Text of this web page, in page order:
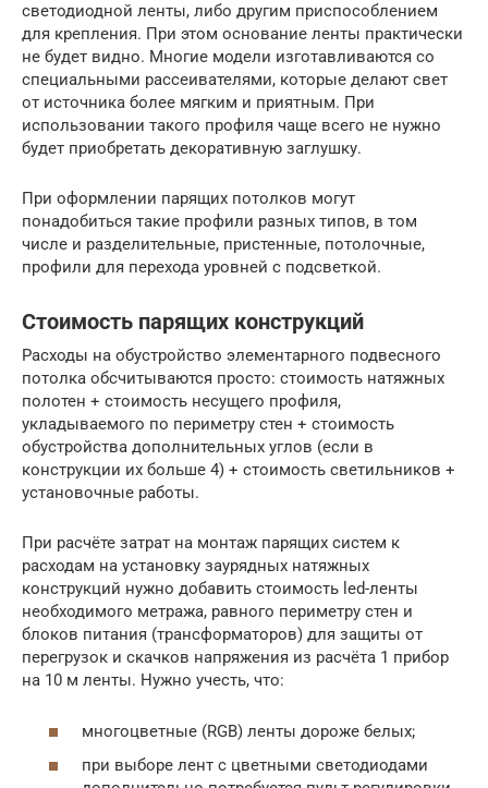
светодиодной ленты, либо другим приспособлением
для крепления. При этом основание ленты практически
не будет видно. Многие модели изготавливаются со
специальными рассеивателями, которые делают свет
от источника более мягким и приятным. При
использовании такого профиля чаще всего не нужно
будет приобретать декоративную заглушку.
При оформлении парящих потолков могут
понадобиться такие профили разных типов, в том
числе и разделительные, пристенные, потолочные,
профили для перехода уровней с подсветкой.
Стоимость парящих конструкций
Расходы на обустройство элементарного подвесного
потолка обсчитываются просто: стоимость натяжных
полотен + стоимость несущего профиля,
укладываемого по периметру стен + стоимость
обустройства дополнительных углов (если в
конструкции их больше 4) + стоимость светильников +
установочные работы.
При расчёте затрат на монтаж парящих систем к
расходам на установку заурядных натяжных
конструкций нужно добавить стоимость led-ленты
необходимого метража, равного периметру стен и
блоков питания (трансформаторов) для защиты от
перегрузок и скачков напряжения из расчёта 1 прибор
на 10 м ленты. Нужно учесть, что:
многоцветные (RGB) ленты дороже белых;
при выборе лент с цветными светодиодами